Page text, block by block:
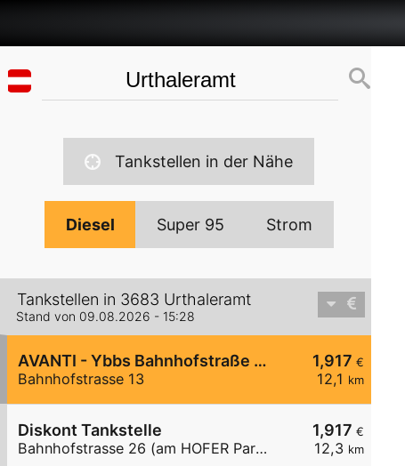
Tankstellen in der Nähe
Diesel Super 95 Strom
Tankstellen in 3683 Urthaleramt
Stand von 09.08.2026 - 15:28
1,917 €
12,1 km
AVANTI - Ybbs Bahnhofstraße 13
Bahnhofstrasse 13
1,917 €
12,3 km
Diskont Tankstelle
Bahnhofstrasse 26 (am HOFER Parkplatz)